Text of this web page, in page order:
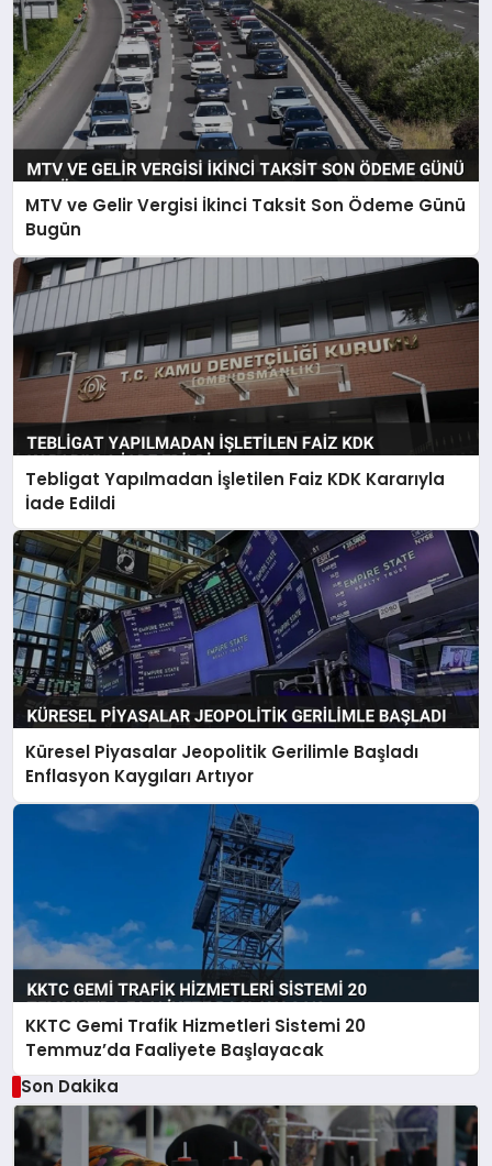
MTV ve Gelir Vergisi İkinci Taksit Son Ödeme Günü
Bugün
Tebligat Yapılmadan İşletilen Faiz KDK Kararıyla
İade Edildi
Küresel Piyasalar Jeopolitik Gerilimle Başladı
Enflasyon Kaygıları Artıyor
KKTC Gemi Trafik Hizmetleri Sistemi 20
Temmuz’da Faaliyete Başlayacak
Son Dakika